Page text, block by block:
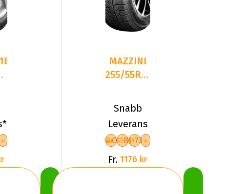
MAZZINI
255/55R18
SNOWLEOPARD
2 XL
Snabb
Leverans
C B 73
Fr. 1176 kr